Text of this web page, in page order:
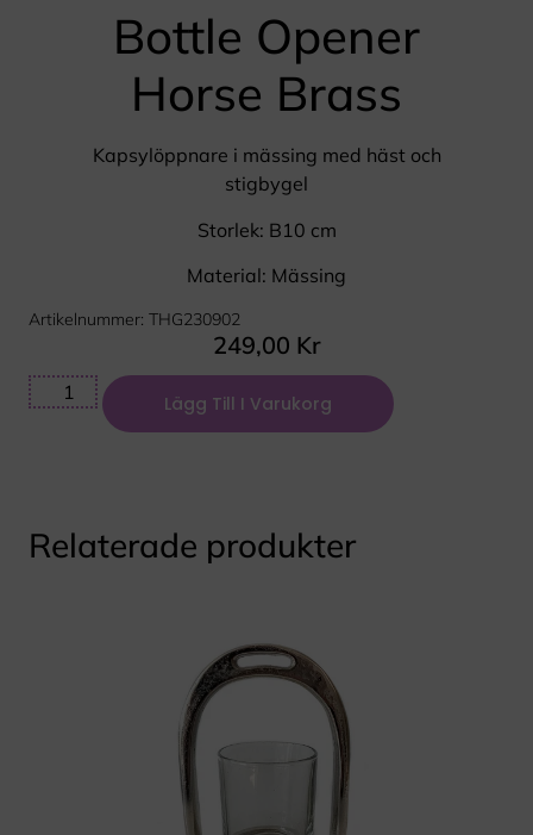
Bottle Opener
Horse Brass
Kapsylöppnare i mässing med häst och
stigbygel
Storlek: B10 cm
Material: Mässing
Artikelnummer: THG230902
249,00 Kr
Lägg Till I Varukorg
Relaterade produkter